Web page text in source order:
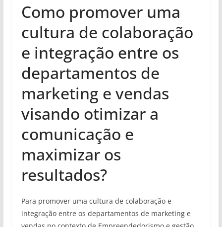
Como promover uma
cultura de colaboração
e integração entre os
departamentos de
marketing e vendas
visando otimizar a
comunicação e
maximizar os
resultados?
Para promover uma cultura de colaboração e
integração entre os departamentos de marketing e